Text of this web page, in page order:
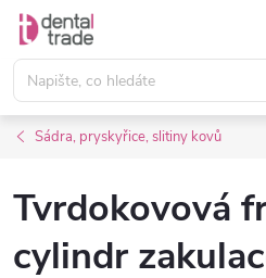
Přejít
obsah
Sádra, pryskyřice, slitiny kovů
Tvrdokovová
cylindr